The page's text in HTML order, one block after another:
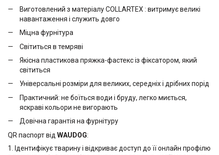
Виготовлений з матеріалу COLLARTEX : витримує великі
навантаження і служить довго
Міцна фурнітура
Світиться в темряві
Якісна пластикова пряжка-фастекс із фіксатором, який
світиться
Універсальні розміри для великих, середніх і дрібних порід
Практичний: не боїться води і бруду, легко миється,
яскраві кольори не вигорають
Довічна гарантія на фурнітуру
QR паспорт від WAUDOG:
1. Ідентифікує тварину і відкриває доступ до її онлайн профілю